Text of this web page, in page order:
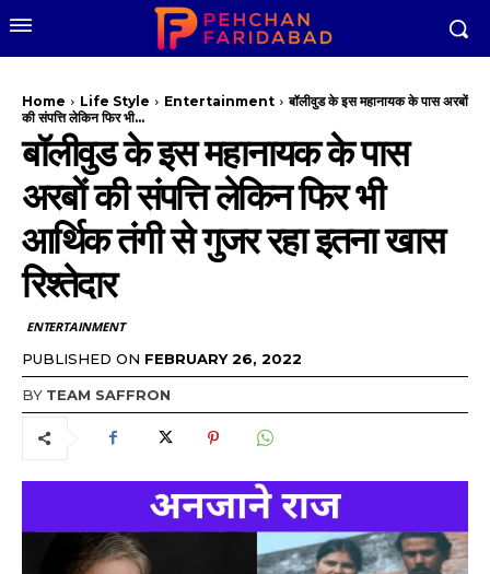
Home Life Style Entertainment
बॉलीवुड के इस महानायक के पास अरबों
की संपत्ति लेकिन फिर भी...
बॉलीवुड के इस महानायक के पास
अरबों की संपत्ति लेकिन फिर भी
आर्थिक तंगी से गुजर रहा इतना खास
रिश्तेदार
ENTERTAINMENT
PUBLISHED ON FEBRUARY 26, 2022
BY TEAM SAFFRON